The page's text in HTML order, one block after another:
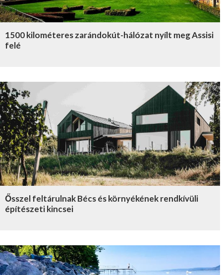
1500 kilométeres zarándokút-hálózat nyílt meg Assisi
felé
Ősszel feltárulnak Bécs és környékének rendkívüli
építészeti kincsei